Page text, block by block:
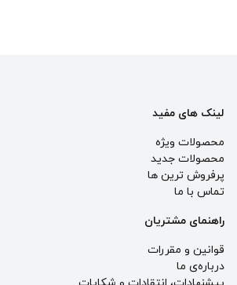
لینک های مفید
محصولات ویژه
محصولات جدید
پرفروش ترین‌ ها
تماس با ما
راهنمای مشتریان
قوانین و مقررات
درباره‌ی ما